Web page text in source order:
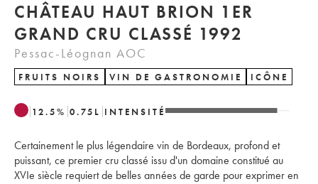
CHÂTEAU HAUT BRION 1ER
GRAND CRU CLASSÉ 1992
Pessac-Léognan AOC
FRUITS NOIRS VIN DE GASTRONOMIE ICÔNE
12.5% 0.75 L INTENSITÉ
Certainement le plus légendaire vin de Bordeaux, profond et
puissant, ce premier cru classé issu d'un domaine constitué au
XVIe siècle requiert de belles années de garde pour exprimer en